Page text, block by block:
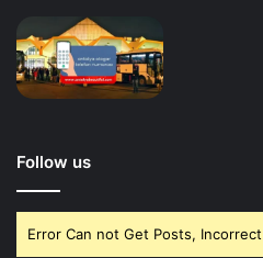
Follow us
Error Can not Get Posts,